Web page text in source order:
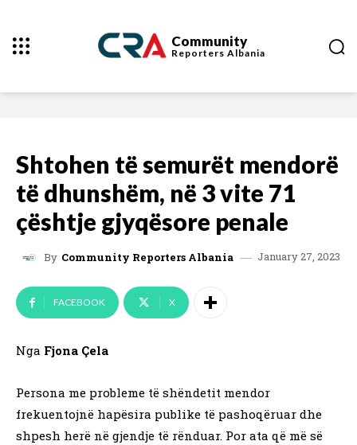
Community
Reporters Albania
Shtohen të semurët mendorë
të dhunshëm, në 3 vite 71
çështje gjyqësore penale
By Community Reporters Albania January 27, 2023
FACEBOOK X
Nga Fjona Çela
Persona me probleme të shëndetit mendor
frekuentojnë hapësira publike të pashoqëruar dhe
shpesh herë në gjendje të rënduar. Por ata që më së